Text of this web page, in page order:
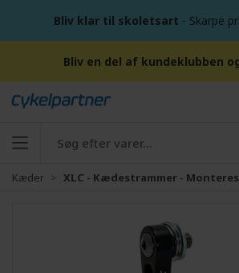
Bliv klar til skoletsart - Skarpe
Bliv en del af kundeklubben
Kæder XLC - Kædestrammer -